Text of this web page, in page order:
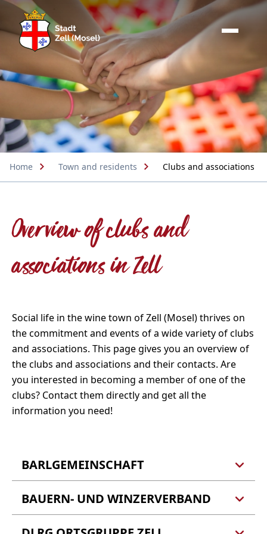
Home Town and residents Clubs and associations
Overview of clubs and
associations in Zell
Social life in the wine town of Zell (Mosel) thrives on
the commitment and events of a wide variety of clubs
and associations. This page gives you an overview of
the clubs and associations and their contacts. Are
you interested in becoming a member of one of the
clubs? Contact them directly and get all the
information you need!
BARLGEMEINSCHAFT
Barlgemeinschaft e.V.
Founded: 1983
Contact: Manfred Hermann
BAUERN- UND WINZERVERBAND